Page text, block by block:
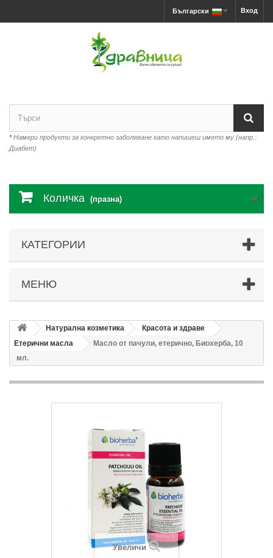
Вход
Български
*Намери продукти за конкретно заболяване като напишеш името му (напр.:
Диабет)
Количка (празна)
КАТЕГОРИИ
МЕНЮ
Натурална козметика
Красота и здраве
Етерични масла
Масло от пачули, етерично, Биохерба, 10
мл.
Увеличи